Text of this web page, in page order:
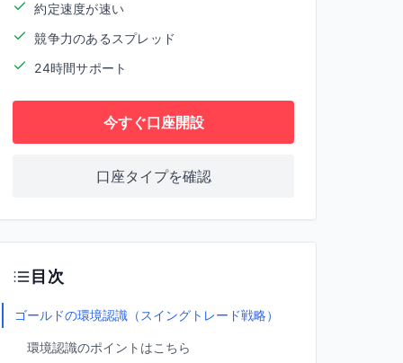
約定速度が速い
競争力のあるスプレッド
24時間サポート
今すぐ口座開設
口座タイプを確認
目次
ゴールドの環境認識（スイングトレード戦略）
環境認識のポイントはこちら